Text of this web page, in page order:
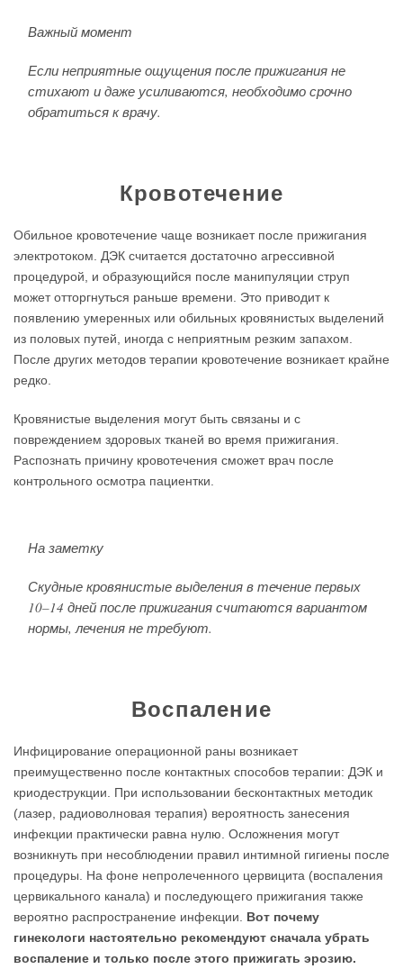
Важный момент
Если неприятные ощущения после прижигания не
стихают и даже усиливаются, необходимо срочно
обратиться к врачу.
Кровотечение
Обильное кровотечение чаще возникает после прижигания
электротоком. ДЭК считается достаточно агрессивной
процедурой, и образующийся после манипуляции струп
может отторгнуться раньше времени. Это приводит к
появлению умеренных или обильных кровянистых выделений
из половых путей, иногда с неприятным резким запахом.
После других методов терапии кровотечение возникает крайне
редко.
Кровянистые выделения могут быть связаны и с
повреждением здоровых тканей во время прижигания.
Распознать причину кровотечения сможет врач после
контрольного осмотра пациентки.
На заметку
Скудные кровянистые выделения в течение первых
10–14 дней после прижигания считаются вариантом
нормы, лечения не требуют.
Воспаление
Инфицирование операционной раны возникает
преимущественно после контактных способов терапии: ДЭК и
криодеструкции. При использовании бесконтактных методик
(лазер, радиоволновая терапия) вероятность занесения
инфекции практически равна нулю. Осложнения могут
возникнуть при несоблюдении правил интимной гигиены после
процедуры. На фоне непролеченного цервицита (воспаления
цервикального канала) и последующего прижигания также
вероятно распространение инфекции. Вот почему
гинекологи настоятельно рекомендуют сначала убрать
воспаление и только после этого прижигать эрозию.